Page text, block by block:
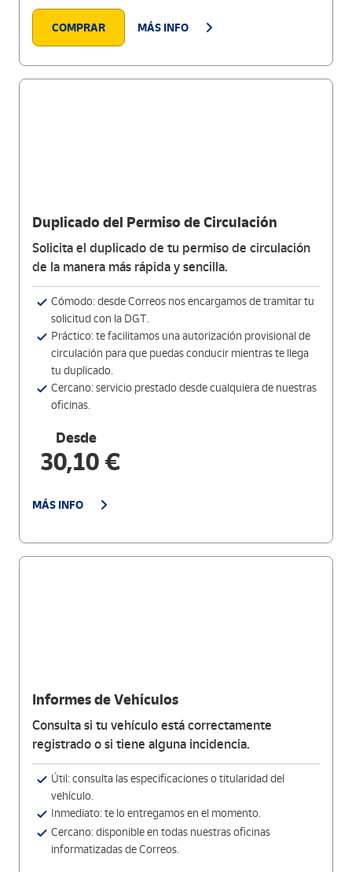
COMPRAR MÁS INFO
Duplicado del Permiso de Circulación
Solicita el duplicado de tu permiso de circulación
de la manera más rápida y sencilla.
Cómodo: desde Correos nos encargamos de tramitar tu
solicitud con la DGT.
Práctico: te facilitamos una autorización provisional de
circulación para que puedas conducir mientras te llega
tu duplicado.
Cercano: servicio prestado desde cualquiera de nuestras
oficinas.
Desde
30,10 €
MÁS INFO
Informes de Vehículos
Consulta si tu vehículo está correctamente
registrado o si tiene alguna incidencia.
Útil: consulta las especificaciones o titularidad del
vehículo.
Inmediato: te lo entregamos en el momento.
Cercano: disponible en todas nuestras oficinas
informatizadas de Correos.